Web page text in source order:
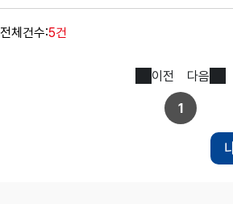
전체건수:5건
이전
1
다음